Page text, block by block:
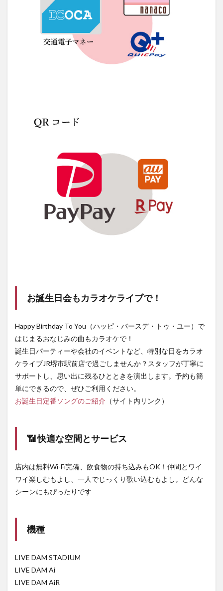
お誕生日会もカラオケライブで！
Happy Birthday To You（ハッピ・バースデ・トゥ・ユー）で
はじまるおなじみの曲もカラオケで！
誕生日パーティーや会社のイベントなど、特別な日をカラオ
ケライブJR堺市駅前店で過ごしませんか？スタッフが丁寧に
サポートし、思い出に残るひとときを演出します。予約も簡
単にできるので、ぜひご利用ください。
お誕生日定番ソングのご紹介 （サイト内リンク）
📶 快適な空間とサービス
店内は無料Wi-Fi完備、飲食物の持ち込みもOK！仲間とワイ
ワイ楽しむもよし、一人でじっくり歌い込むもよし。どんな
シーンにもぴったりです
機種
LIVE DAM STADIUM
LIVE DAM Ai
LIVE DAM AiR